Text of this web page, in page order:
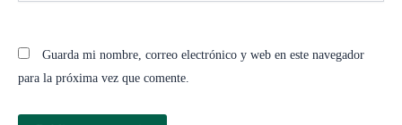
Guarda mi nombre, correo electrónico y web en este navegador
para la próxima vez que comente.